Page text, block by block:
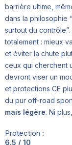
barrière ultime,
dans la philosophie
surtout du
totalement : mieux
et éviter la chute
ceux qui cherchent
devront viser un
et protections CE
du pur off-road
mais légère. Ni
Protection :
6.5 / 10